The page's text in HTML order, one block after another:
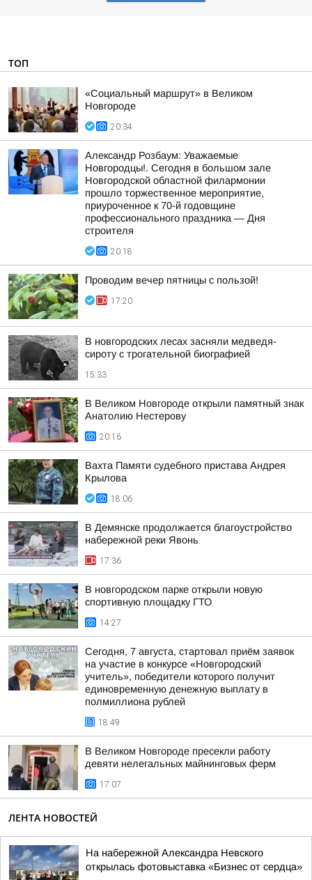
ТОП
«Социальный маршрут» в Великом
Новгороде
20:34
Александр Розбаум: Уважаемые
Новгородцы!. Сегодня в большом зале
Новгородской областной филармонии
прошло торжественное мероприятие,
приуроченное к 70-й годовщине
профессионального праздника — Дня
строителя
20:18
Проводим вечер пятницы с пользой!
17:20
В новгородских лесах засняли медведя-
сироту с трогательной биографией
15:33
В Великом Новгороде открыли памятный знак
Анатолию Нестерову
20:16
Вахта Памяти судебного пристава Андрея
Крылова
18:06
В Демянске продолжается благоустройство
набережной реки Явонь
17:36
В новгородском парке открыли новую
спортивную площадку ГТО
14:27
Сегодня, 7 августа, стартовал приём заявок
на участие в конкурсе «Новгородский
учитель», победители которого получит
единовременную денежную выплату в
полмиллиона рублей
18:49
В Великом Новгороде пресекли работу
девяти нелегальных майнинговых ферм
17:07
ЛЕНТА НОВОСТЕЙ
На набережной Александра Невского
открылась фотовыставка «Бизнес от сердца»